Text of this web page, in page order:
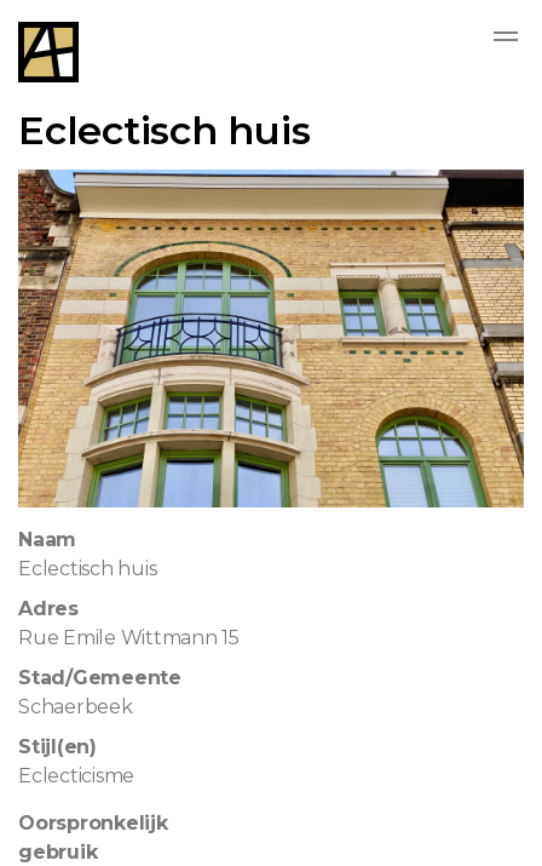
Eclectisch huis
Naam
Eclectisch huis
Adres
Rue Emile Wittmann 15
Stad/Gemeente
Schaerbeek
Stijl(en)
Eclecticisme
Oorspronkelijk
gebruik